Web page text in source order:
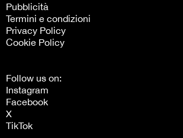
Pubblicità
Termini e condizioni
Privacy Policy
Cookie Policy
Follow us on:
Instagram
Facebook
X
TikTok